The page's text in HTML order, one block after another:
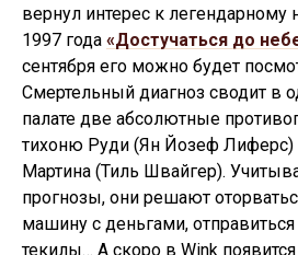
вернул интерес к
1997 года «Достучаться до
сентября его можно будет
Смертельный диагноз сводит в
палате две абсолютные
тихоню Руди (Ян Йозеф Лиферс)
Мартина (Тиль Швайгер).
прогнозы, они решают
машину с деньгами,
текилы… А скоро в Wink